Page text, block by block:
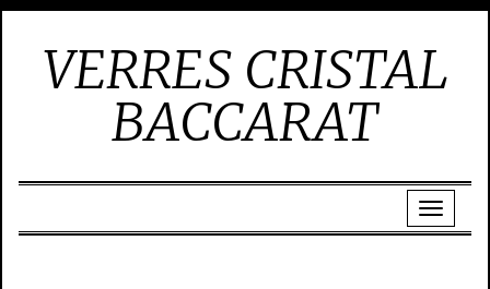
VERRES CRISTAL
BACCARAT